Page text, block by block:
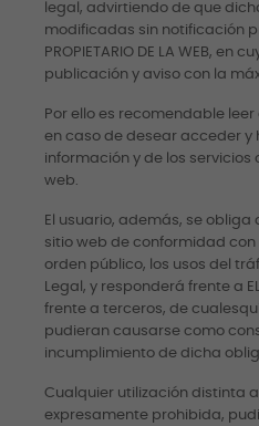
legal, advirtiendo de que
modificadas sin notificación
PROPIETARIO DE LA WEB, en
publicación y aviso con la
Por ello es recomendable
en caso de desear acceder y
información y de los servicios
web.
El usuario, además, se obliga
sitio web de conformidad con
orden público, los usos del
Legal, y responderá frente a EL
frente a terceros, de
pudieran causarse como
incumplimiento de dicha
Cualquier utilización distinta
expresamente prohibida,